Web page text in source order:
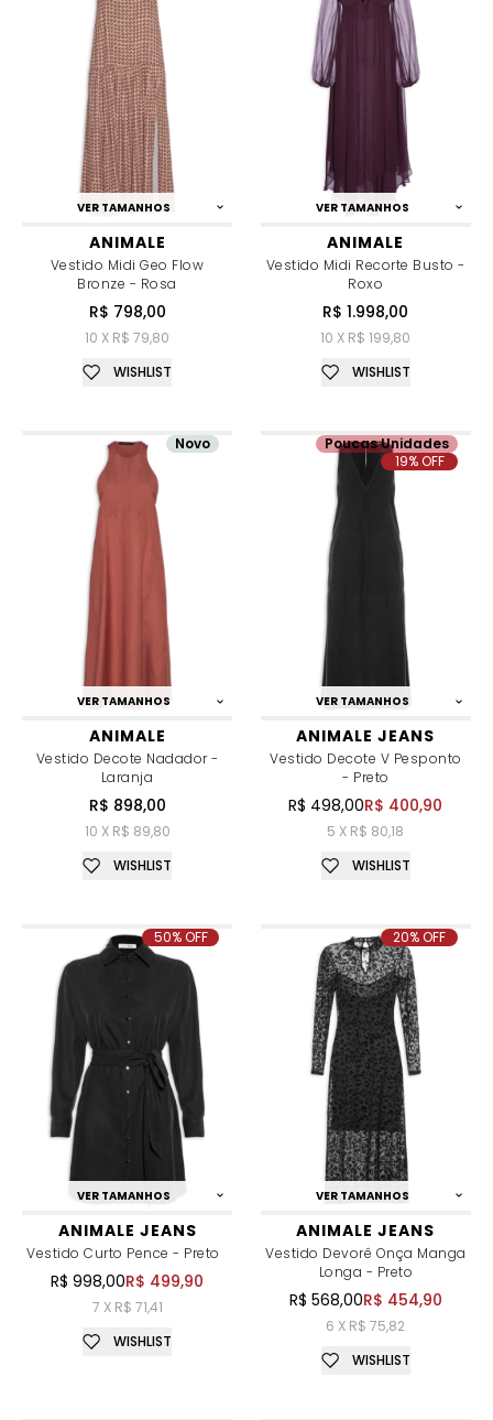
VER TAMANHOS
ANIMALE
Vestido Midi Geo Flow
Bronze - Rosa
R$ 798,00
10 X R$ 79,80
WISHLIST
VER TAMANHOS
ANIMALE
Vestido Midi Recorte Busto -
Roxo
R$ 1.998,00
10 X R$ 199,80
WISHLIST
VER TAMANHOS
ANIMALE
Vestido Decote Nadador -
Laranja
R$ 898,00
10 X R$ 89,80
Novo
WISHLIST
VER TAMANHOS
ANIMALE JEANS
Vestido Decote V Pesponto
- Preto
R$ 498,00R$ 400,90
5 X R$ 80,18
Poucas Unidades
19% OFF
WISHLIST
VER TAMANHOS
ANIMALE JEANS
Vestido Curto Pence - Preto
R$ 998,00R$ 499,90
7 X R$ 71,41
50% OFF
WISHLIST
VER TAMANHOS
ANIMALE JEANS
Vestido Devorê Onça Manga
Longa - Preto
R$ 568,00R$ 454,90
6 X R$ 75,82
20% OFF
WISHLIST